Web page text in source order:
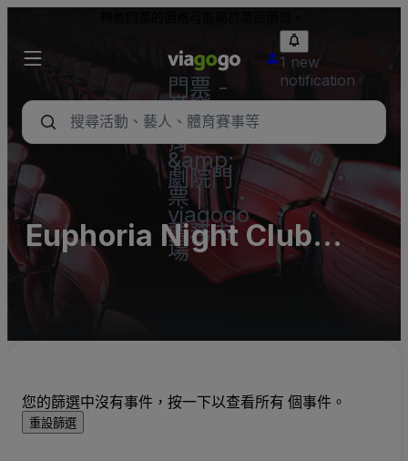
門票 -
音樂
會、體
育
&amp;
劇院門
票 |
viagogo
票務市
場
1 new
notification
Euphoria Night Club
Parking Lots (InActive)
您的篩選中沒有事件，按一下以查看所有 個事件。
重設篩選